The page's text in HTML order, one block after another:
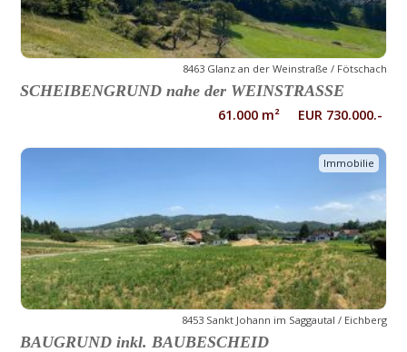
8463 Glanz an der Weinstraße / Fötschach
SCHEIBENGRUND nahe der WEINSTRASSE
61.000 m² EUR 730.000.-
Immobilie
8453 Sankt Johann im Saggautal / Eichberg
BAUGRUND inkl. BAUBESCHEID